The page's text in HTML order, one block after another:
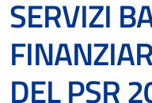
SERVIZI
DEL PSR